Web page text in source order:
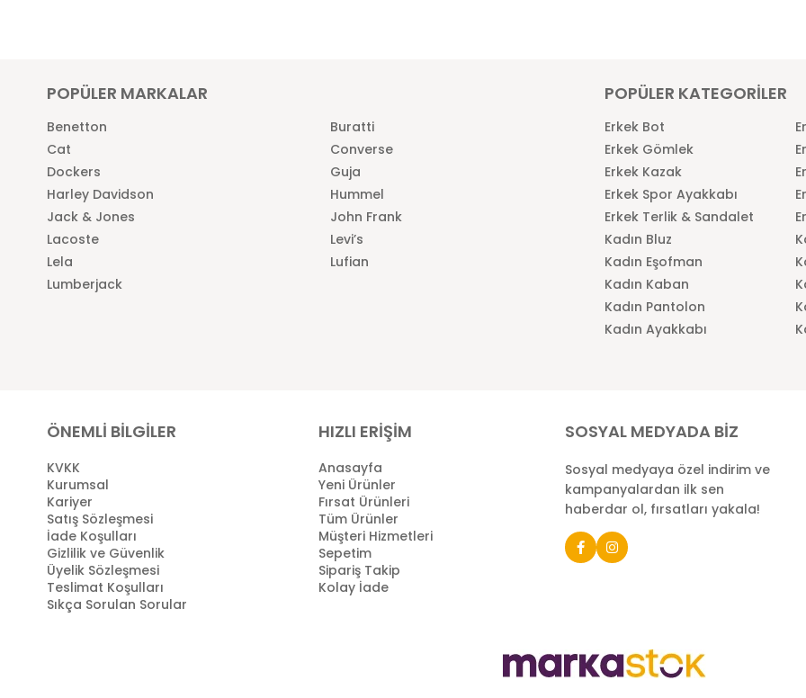
POPÜLER MARKALAR
Benetton
Buratti
Cat
Converse
Dockers
Guja
Harley Davidson
Hummel
Jack & Jones
John Frank
Lacoste
Levi’s
Lela
Lufian
Lumberjack
POPÜLER KATEGORİLER
Erkek Bot
Erkek Gömlek
Erkek Kazak
Erkek Spor Ayakkabı
Erkek Terlik & Sandalet
Kadın Bluz
Kadın Eşofman
Kadın Kaban
Kadın Pantolon
Kadın Ayakkabı
ÖNEMLİ BİLGİLER
KVKK
Kurumsal
Kariyer
Satış Sözleşmesi
İade Koşulları
Gizlilik ve Güvenlik
Üyelik Sözleşmesi
Teslimat Koşulları
Sıkça Sorulan Sorular
HIZLI ERİŞİM
Anasayfa
Yeni Ürünler
Fırsat Ürünleri
Tüm Ürünler
Müşteri Hizmetleri
Sepetim
Sipariş Takip
Kolay İade
SOSYAL MEDYADA BİZ
Sosyal medyaya özel indirim ve
kampanyalardan ilk sen
haberdar ol, fırsatları yakala!